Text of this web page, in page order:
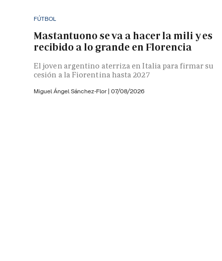
FÚTBOL
Mastantuono se va a hacer la mili y es
recibido a lo grande en Florencia
El joven argentino aterriza en Italia para firmar su
cesión a la Fiorentina hasta 2027
Miguel Ángel Sánchez-Flor | 07/08/2026